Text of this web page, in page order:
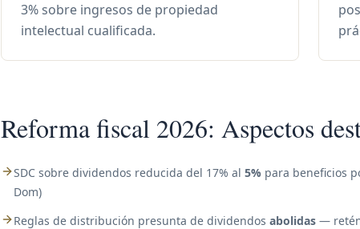
3% sobre ingresos de propiedad
intelectual cualificada.
Reforma fiscal 2026: Aspectos
SDC sobre dividendos reducida del 17% al 5% para beneficios
Dom)
Reglas de distribución presunta de dividendos abolidas —